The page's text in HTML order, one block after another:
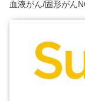
血液がん/固形がん